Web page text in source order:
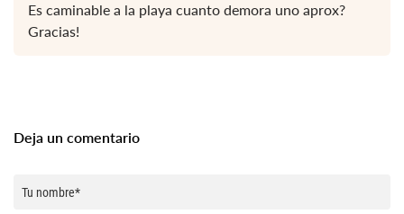
Es caminable a la playa cuanto demora uno aprox?
Gracias!
Deja un comentario